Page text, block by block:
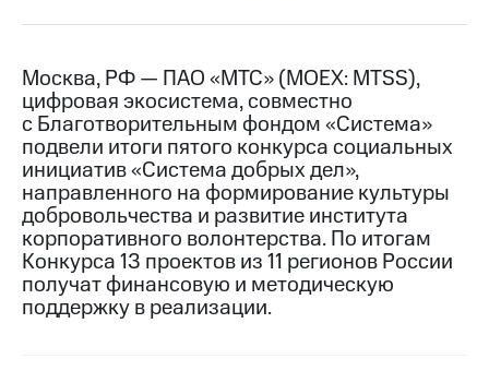
информация
Контакты
Медиа-центр
Пресс-
релизы
МТС
о технологиях
Достижения
Интервью
Москва, РФ — ПАО «МТС» (MOEX: MTSS),
цифровая экосистема, совместно
с Благотворительным фондом «Система»
подвели итоги пятого конкурса социальных
инициатив «Система добрых дел»,
направленного на формирование культуры
добровольчества и развитие института
корпоративного волонтерства. По итогам
Конкурса 13 проектов из 11 регионов России
получат финансовую и методическую
поддержку в реализации.